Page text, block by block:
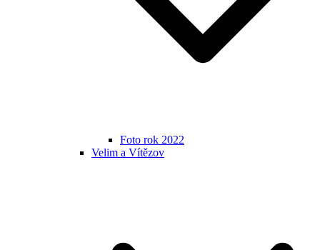
Foto rok 2022
Velim a Vítězov